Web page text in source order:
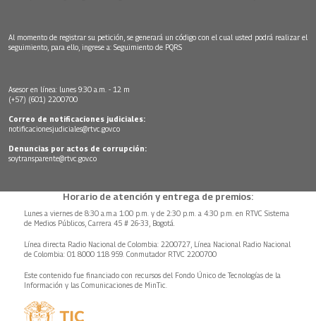
Al momento de registrar su petición, se generará un código con el cual usted podrá realizar el
seguimiento, para ello, ingrese a: Seguimiento de PQRS
Asesor en línea: lunes 9:30 a.m. - 12 m
(+57) (601) 2200700
Correo de notificaciones judiciales:
notificacionesjudiciales@rtvc.gov.co
Denuncias por actos de corrupción:
soytransparente@rtvc.gov.co
Horario de atención y entrega de premios:
Lunes a viernes de 8:30 a.m.a 1:00 p.m. y de 2:30 p.m. a 4:30 p.m. en RTVC Sistema
de Medios Públicos, Carrera 45 # 26-33, Bogotá.
Línea directa Radio Nacional de Colombia: 2200727, Línea Nacional Radio Nacional
de Colombia: 01 8000 118 959. Conmutador RTVC 2200700
Este contenido fue financiado con recursos del Fondo Único de Tecnologías de la
Información y las Comunicaciones de MinTic.